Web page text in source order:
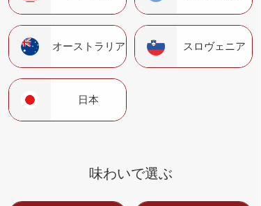
オーストラリア スロヴェニア
日本
味わいで選ぶ